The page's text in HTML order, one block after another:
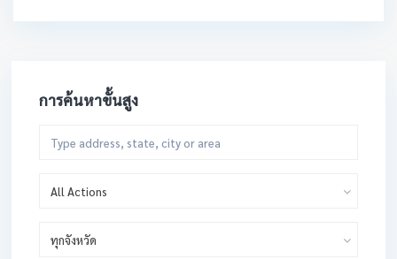
การค้นหาขั้นสูง
All Actions
ทุกจังหวัด